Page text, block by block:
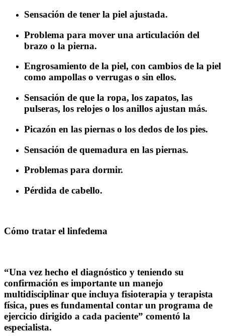
Sensación de tener la piel ajustada.
Problema para mover una articulación del
brazo o la pierna.
Engrosamiento de la piel, con cambios de la piel
como ampollas o verrugas o sin ellos.
Sensación de que la ropa, los zapatos, las
pulseras, los relojes o los anillos ajustan más.
Picazón en las piernas o los dedos de los pies.
Sensación de quemadura en las piernas.
Problemas para dormir.
Pérdida de cabello.
Cómo tratar el linfedema
“Una vez hecho el diagnóstico y teniendo su
confirmación es importante un manejo
multidisciplinar que incluya fisioterapia y terapista
física, pues es fundamental contar un programa de
ejercicio dirigido a cada paciente” comentó la
especialista.